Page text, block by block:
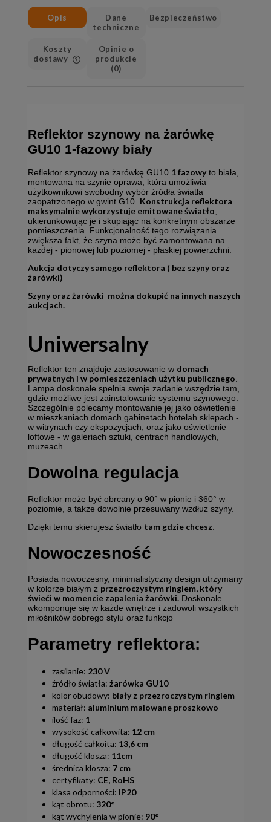
Opis
Dane
techniczne
Bezpieczeństwo
Koszty
dostawy
Cena nie zawiera ewentualnych
Opinie o
produkcie
(0)
Reflektor szynowy na żarówkę
GU10 1-fazowy biały
Reflektor szynowy na żarówkę GU10 1 fazowy to biała,
montowana na szynie oprawa, która umożliwia
użytkownikowi swobodny wybór źródła światła
zaopatrzonego w gwint G10. Konstrukcja reflektora
maksymalnie wykorzystuje emitowane światło
ukierunkowując je i skupiając na konkretnym obszarze
pomieszczenia. Funkcjonalność tego rozwiązania
zwiększa fakt, że szyna może być zamontowana na
każdej - pionowej lub poziomej - płaskiej powierzchni.
Aukcja dotyczy samego reflektora ( bez szyny oraz
żarówki)
Szyny oraz żarówki można dokupić na innych naszych
aukcjach.
Uniwersalny
Reflektor ten znajduje zastosowanie w domach
prywatnych i w pomieszczeniach użytku publicznego.
Lampa doskonale spełnia swoje zadanie wszędzie tam,
gdzie możliwe jest zainstalowanie systemu szynowego.
Szczególnie polecamy montowanie jej jako oświetlenie
w mieszkaniach domach gabinetach hotelah sklepach -
w witrynach czy ekspozycjach, oraz jako oświetlenie
loftowe - w galeriach sztuki, centrach handlowych,
muzeach .
Dowolna regulacja
Reflektor może być obrcany o 90° w pionie i 360° w
poziomie, a także dowolnie przesuwany wzdłuż szyny.
Dzięki temu skierujesz światło tam gdzie chcesz
Nowoczesność
Posiada nowoczesny, minimalistyczny design utrzymany
w kolorze białym z przezroczystym ringiem, który
świeći w momencie zapalenia żarówki. Doskonale
wkomponuje się w każde wnętrze i zadowoli wszystkich
miłośników dobrego stylu oraz funkcjo
Parametry reflektora:
zasilanie: 230 V
źródło światła: żarówka GU10
kolor obudowy: biały z przezroczystym ringiem
materiał: aluminium malowane proszkowo
ilość faz: 1
wysokość całkowita: 12 cm
długość całkoita: 13,6 cm
długość klosza: 11cm
średnica klosza: 7 cm
certyfikaty: CE, RoHS
klasa odporności: IP20
kąt obrotu: 320°
kąt wychylenia w pionie: 90°